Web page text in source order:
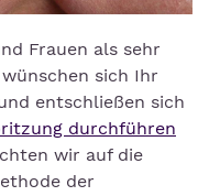
Frauen als sehr
sich Ihr
entschließen sich
durchführen
wir auf die
der